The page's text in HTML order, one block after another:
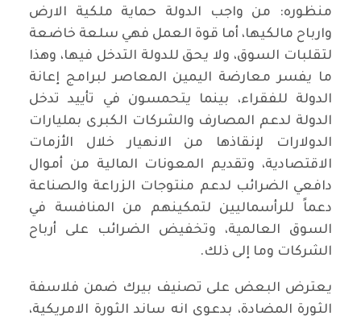
منظوره: من واجب الدولة حماية ملكية الارض
وارباح مالكيها، أما قوة العمل فهي سلعة خاضعة
لتقلبات السوق، ولا يحق للدولة التدخل فيها، وهذا
ما يفسر معارضة اليمين المعاصر لبرامج إعانة
الدولة للفقراء، بينما يتحمسون في تأييد تدخل
الدولة لدعم المصارف والشركات الكبرى بمليارات
الدولارات لإنقاذها من الانهيار خلال الأزمات
الاقتصادية، وتقديم المعونات المالية من أموال
دافعي الضرائب لدعم منتوجات الزراعة والصناعة
دعماً للرأسماليين لتمكينهم من المنافسة في
السوق العالمية، وتخفيض الضرائب على أرباح
الشركات وما إلى ذلك.
يعترض البعض على تصنيف بيرك ضمن فلاسفة
الثورة المضادة، بدعوى انه ساند الثورة الامريكية،